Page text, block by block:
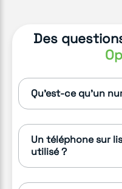
Des
Qu'est-ce qu'un
Un téléphone sur
utilisé ?